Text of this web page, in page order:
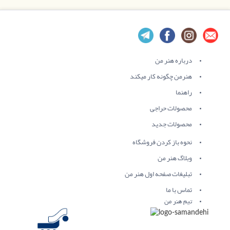
درباره هنر من
هنرمن چگونه کار میکند
راهنما
محصولات حراجی
محصولات جدید
نحوه باز کردن فروشگاه
وبلاگ هنر من
تبلیغات صفحه اول هنر من
تماس با ما
تیم هنر من